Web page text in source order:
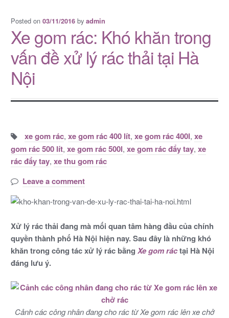
Posted on 03/11/2016by admin
Xe gom rác: Khó khăn trong
vấn đề xử lý rác thải tại Hà
Nội
Tags:
xe gom rác, xe gom rác 400 lít, xe gom rác 400l, xe
gom rác 500 lít, xe gom rác 500l, xe gom rác đẩy tay, xe
rác đẩy tay, xe thu gom rác
Leave a comment
Xử lý rác thải đang mà mối quan tâm hàng đầu của chính
quyền thành phố Hà Nội hiện nay. Sau đây là những khó
khăn trong công tác xử lý rác bằng Xe gom ráctại Hà Nội
đáng lưu ý.
Cảnh các công nhân đang cho rác từ Xe gom rác lên xe chở